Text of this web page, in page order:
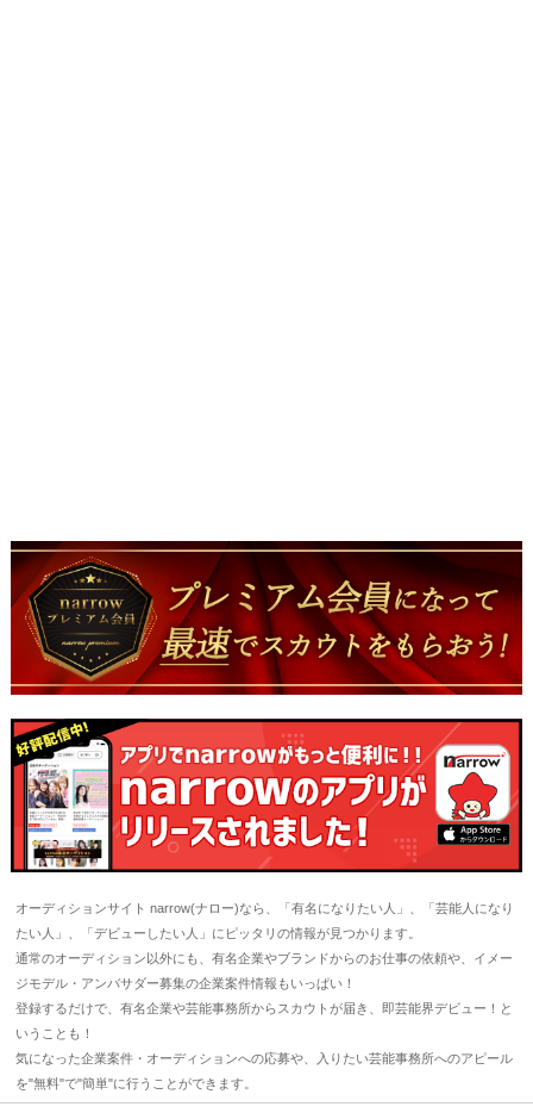
オーディションサイト narrow(ナロー)なら、「有名になりたい人」、「芸能人になり
たい人」、「デビューしたい人」にピッタリの情報が見つかります。
通常のオーディション以外にも、有名企業やブランドからのお仕事の依頼や、イメー
ジモデル・アンバサダー募集の企業案件情報もいっぱい！
登録するだけで、有名企業や芸能事務所からスカウトが届き、即芸能界デビュー！と
いうことも！
気になった企業案件・オーディションへの応募や、入りたい芸能事務所へのアピール
を"無料"で"簡単"に行うことができます。